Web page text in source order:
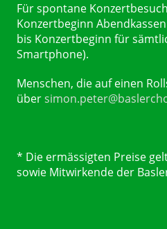
Für spontane
Konzertbeginn
bis Konzertbeginn für
Smartphone).
Menschen, die auf einen
über
* Die ermässigten Preise
sowie Mitwirkende der